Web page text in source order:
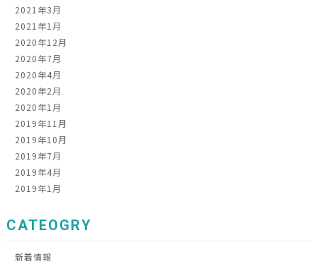
2021年3月
2021年1月
2020年12月
2020年7月
2020年4月
2020年2月
2020年1月
2019年11月
2019年10月
2019年7月
2019年4月
2019年1月
CATEOGRY
新着情報